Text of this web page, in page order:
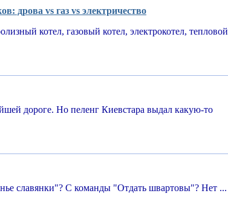
дрова vs газ vs электричество
котел, газовый котел, электрокотел, тепловой
дороге. Но пеленг Киевстара выдал какую-то
славянки"? С команды "Отдать швартовы"? Нет ...